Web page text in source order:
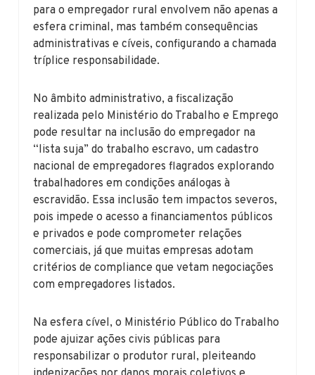
para o empregador rural envolvem não apenas a
esfera criminal, mas também consequências
administrativas e cíveis, configurando a chamada
tríplice responsabilidade.
No âmbito administrativo, a fiscalização
realizada pelo Ministério do Trabalho e Emprego
pode resultar na inclusão do empregador na
“lista suja” do trabalho escravo, um cadastro
nacional de empregadores flagrados explorando
trabalhadores em condições análogas à
escravidão. Essa inclusão tem impactos severos,
pois impede o acesso a financiamentos públicos
e privados e pode comprometer relações
comerciais, já que muitas empresas adotam
critérios de compliance que vetam negociações
com empregadores listados.
Na esfera cível, o Ministério Público do Trabalho
pode ajuizar ações civis públicas para
responsabilizar o produtor rural, pleiteando